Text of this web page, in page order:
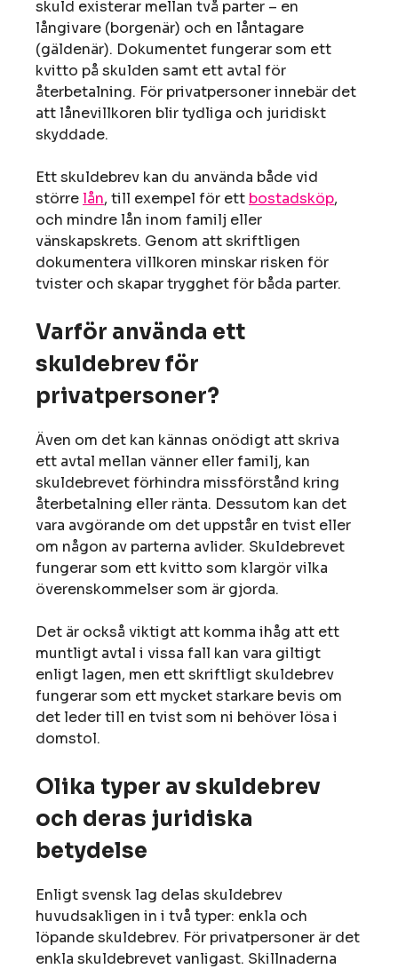
skuld existerar mellan två parter – en
långivare (borgenär) och en låntagare
(gäldenär). Dokumentet fungerar som ett
kvitto på skulden samt ett avtal för
återbetalning. För privatpersoner innebär det
att lånevillkoren blir tydliga och juridiskt
skyddade.
Ett skuldebrev kan du använda både vid
störrelån, till exempel för ett bostadsköp,
och mindre lån inom familj eller
vänskapskrets. Genom att skriftligen
dokumentera villkoren minskar risken för
tvister och skapar trygghet för båda parter.
Varför använda ett
skuldebrev för
privatpersoner?
Även om det kan kännas onödigt att skriva
ett avtal mellan vänner eller familj, kan
skuldebrevet förhindra missförstånd kring
återbetalning eller ränta. Dessutom kan det
vara avgörande om det uppstår en tvist eller
om någon av parterna avlider. Skuldebrevet
fungerar som ett kvitto som klargör vilka
överenskommelser som är gjorda.
Det är också viktigt att komma ihåg att ett
muntligt avtal i vissa fall kan vara giltigt
enligt lagen, men ett skriftligt skuldebrev
fungerar som ett mycket starkare bevis om
det leder till en tvist som ni behöver lösa i
domstol.
Olika typer av skuldebrev
och deras juridiska
betydelse
Enligt svensk lag delas skuldebrev
huvudsakligen in i två typer: enkla och
löpande skuldebrev. För privatpersoner är det
enkla skuldebrevet vanligast. Skillnaderna